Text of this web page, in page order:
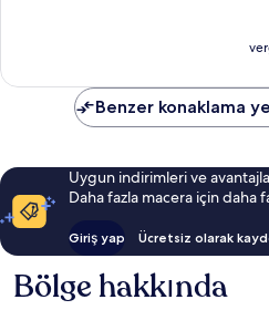
Benzer konaklama
Uygun indirimleri ve
Daha fazla macera için daha
Giriş yap Ücretsiz olarak
Bölge hakkında